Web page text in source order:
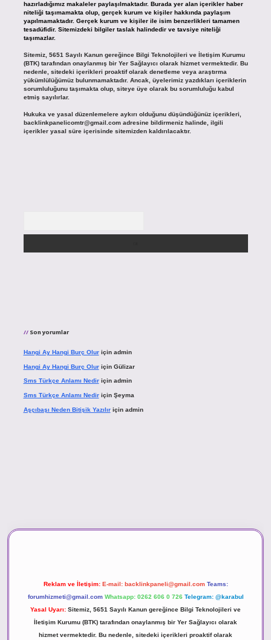
hazırladığımız makaleler paylaşılmaktadır. Burada yer alan içerikler haber
niteliği taşımamakta olup, gerçek kurum ve kişiler hakkında paylaşım
yapılmamaktadır. Gerçek kurum ve kişiler ile isim benzerlikleri tamamen
tesadüfidir. Sitemizdeki bilgiler taslak halindedir ve tavsiye niteliği
taşımazlar.
Sitemiz, 5651 Sayılı Kanun gereğince Bilgi Teknolojileri ve İletişim Kurumu
(BTK) tarafından onaylanmış bir Yer Sağlayıcı olarak hizmet vermektedir. Bu
nedenle, sitedeki içerikleri proaktif olarak denetleme veya araştırma
yükümlülüğümüz bulunmamaktadır. Ancak, üyelerimiz yazdıkları içeriklerin
sorumluluğunu taşımakta olup, siteye üye olarak bu sorumluluğu kabul
etmiş sayılırlar.
Hukuka ve yasal düzenlemelere aykırı olduğunu düşündüğünüz içerikleri,
backlinkpanelicomtr@gmail.comadresine bildirmeniz halinde, ilgili
içerikler yasal süre içerisinde sitemizden kaldırılacaktır.
Son yorumlar
Hangi Ay Hangi Burç Oluriçin admin
Hangi Ay Hangi Burç Oluriçin Gülizar
Sms Türkçe Anlamı Nediriçin admin
Sms Türkçe Anlamı Nediriçin Şeyma
Aşçıbaşı Neden Bitişik Yazılıriçin admin
Reklam ve İletişim: E-mail: backlinkpaneli@gmail.com Teams:
forumhizmeti@gmail.com Whatsapp: 0262 606 0 726 Telegram: @karabul
Yasal Uyarı: Sitemiz, 5651 Sayılı Kanun gereğince Bilgi Teknolojileri ve
İletişim Kurumu (BTK) tarafından onaylanmış bir Yer Sağlayıcı olarak
hizmet vermektedir. Bu nedenle, sitedeki içerikleri proaktif olarak